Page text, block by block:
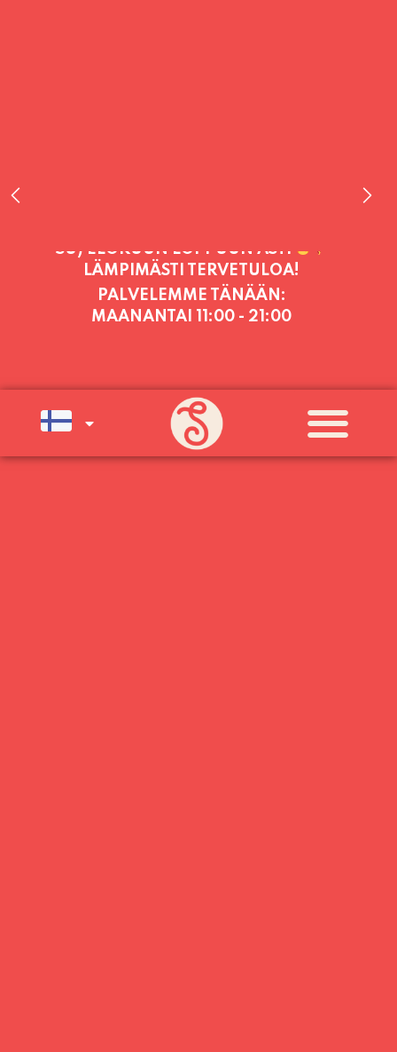
PALVELEMME TÄNÄÄN:
MAANANTAI 11:00 - 21:00
PALVELEMME PÄIVITTÄIN (MA-SU
AVOINNA VIIKONLOPPUISIN (PE-
SU) ELOKUUN LOPPUUN ASTI
LÄMPIMÄSTI TERVETULOA!